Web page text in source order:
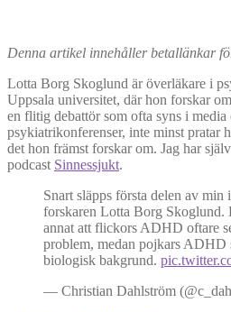
Denna artikel innehåller betallänkar
Lotta Borg Skoglund är överläkare i
Uppsala universitet, där hon forskar
en flitig debattör som ofta syns i media
psykiatrikonferenser, inte minst pratar
det hon främst forskar om. Jag har
podcast Sinnessjukt.
Snart släpps första delen av
forskaren Lotta Borg Skoglund.
annat att flickors ADHD oftare
problem, medan pojkars ADHD
biologisk bakgrund.
— Christian Dahlström